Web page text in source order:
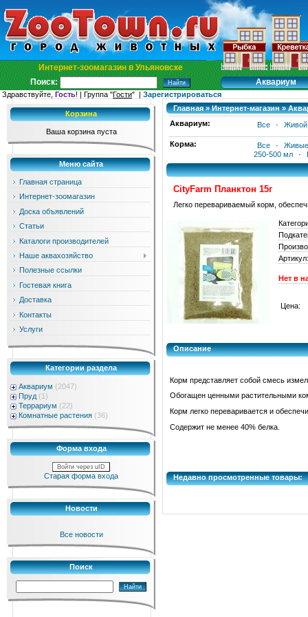
Интернет-зоомагазин в Ульяновске
Поиск:
Аквариум
Здравствуйте, Гость! | Группа "Гости" | Зарегистрироваться
Корзина
Ваша корзина пуста
Меню сайта
Главная страница
Интернет-зоомагазин
Доска объявлений
Статьи
Каталоги производителей
Наше аквахозяйство
Полезные ссылки
Гостевая книга
Доставка
Контакты
Услуги
Категории раздела
Аквариум (2047)
Пруд (1)
Террариум (22)
Комнатные растения (36)
Форма входа
Войти через uID
Старая форма входа
Новости
Все новости
Поиск
Главная » Интернет-магазин »
Аквариум:
Все · Живой
Корма: Все ·
250-500 мл
·
CityFarm Планктон 15г
Легко перевариваемый корм,
Артикул:
Нет в
Цена:
Описание
Корм представляет собой смесь
Обогащен ценными растительными
Корм легко переваривается и
Содержит не менее 40% белка.
Недавно просмотренные товары: